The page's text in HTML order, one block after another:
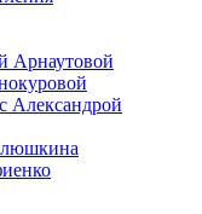
Арнаутовой
Александрой